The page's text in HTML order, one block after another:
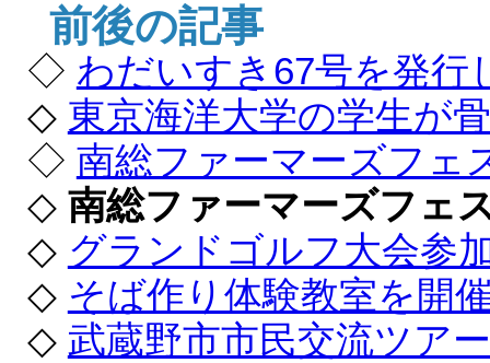
前後の記事
◇ わだいすき67号を発行
◇ 東京海洋大学の学生が
◇ 南総ファーマーズフェ
◇ 南総ファーマーズフェ
◇ グランドゴルフ大会参
◇ そば作り体験教室を開
◇ 武蔵野市市民交流ツア